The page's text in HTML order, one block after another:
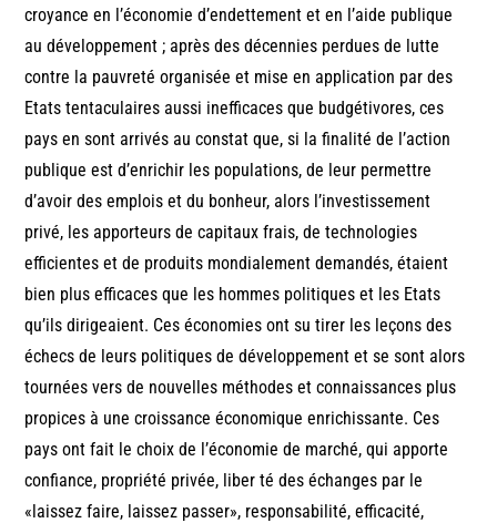
croyance en l’économie d’endettement et en l’aide publique
au développement ; après des décennies perdues de lutte
contre la pauvreté organisée et mise en application par des
Etats tentaculaires aussi inefficaces que budgétivores, ces
pays en sont arrivés au constat que, si la finalité de l’action
publique est d’enrichir les populations, de leur permettre
d’avoir des emplois et du bonheur, alors l’investissement
privé, les apporteurs de capitaux frais, de technologies
efficientes et de produits mondialement demandés, étaient
bien plus efficaces que les hommes politiques et les Etats
qu’ils dirigeaient. Ces économies ont su tirer les leçons des
échecs de leurs politiques de développement et se sont alors
tournées vers de nouvelles méthodes et connaissances plus
propices à une croissance économique enrichissante. Ces
pays ont fait le choix de l’économie de marché, qui apporte
confiance, propriété privée, liber té des échanges par le
«laissez faire, laissez passer», responsabilité, efficacité,